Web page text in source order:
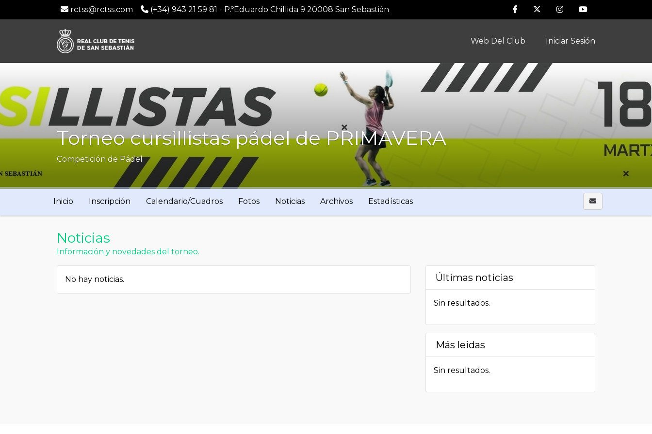
rctss@rctss.com (+34) 943 21 59 81 - P.ºEduardo Chillida 9 20008 San Sebastián
Web Del Club Iniciar Sesión
Torneo cursillistas pádel de PRIMAVERA
Competición de Pádel
Inicio Inscripción Calendario/Cuadros Fotos Noticias Archivos Estadísticas
Noticias
Información y novedades del torneo.
No hay noticias. Últimas noticias
Sin resultados.
Más leidas
Sin resultados.